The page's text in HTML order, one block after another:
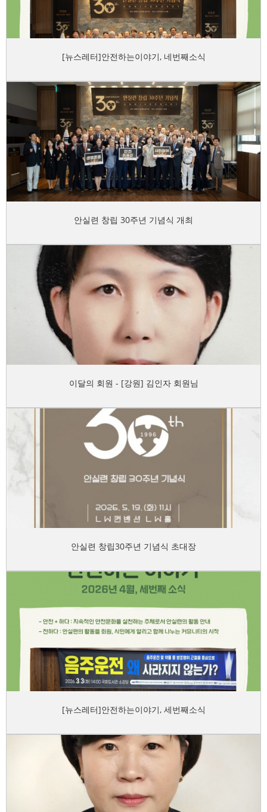
[뉴스레터]안전하는이야기, 네번째소식
안실련 창립 30주년 기념식 개최
이달의 회원 - [강원] 김인자 회원님
안실련 창립30주년 기념식 초대장
[뉴스레터]안전하는이야기, 세번째소식